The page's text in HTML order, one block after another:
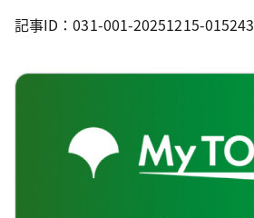
記事ID：031-001-20251215-015243